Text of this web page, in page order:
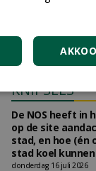
aan
Boomkwekerijen.
donderdag 25 juni 2026
KNIPSELS
De NOS heeft in
op de site
stad, en hoe (én
stad koel
donderdag 16 juli 2026